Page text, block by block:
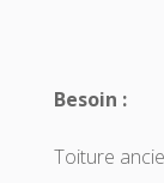
Besoin :
Toiture